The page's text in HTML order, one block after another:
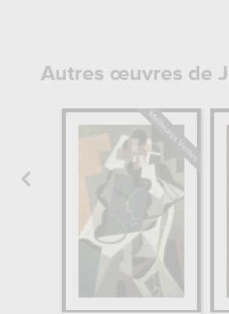
Autres œuvres de